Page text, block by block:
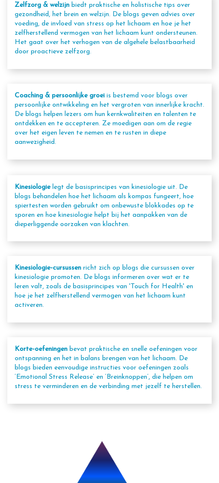
Zelfzorg & welzijn biedt praktische en holistische tips over
gezondheid, het brein en welzijn. De blogs geven advies over
voeding, de invloed van stress op het lichaam en hoe je het
zelfherstellend vermogen van het lichaam kunt ondersteunen.
Het gaat over het verhogen van de algehele belastbaarheid
door proactieve zelfzorg.
Coaching & persoonlijke groei is bestemd voor blogs over
persoonlijke ontwikkeling en het vergroten van innerlijke kracht.
De blogs helpen lezers om hun kernkwaliteiten en talenten te
ontdekken en te accepteren. Ze moedigen aan om de regie
over het eigen leven te nemen en te rusten in diepe
aanwezigheid.
Kinesiologie legt de basisprincipes van kinesiologie uit. De
blogs behandelen hoe het lichaam als kompas fungeert, hoe
spiertesten worden gebruikt om onbewuste blokkades op te
sporen en hoe kinesiologie helpt bij het aanpakken van de
dieperliggende oorzaken van klachten.
Kinesiologie-cursussen richt zich op blogs die cursussen over
kinesiologie promoten. De blogs informeren over wat er te
leren valt, zoals de basisprincipes van 'Touch for Health' en
hoe je het zelfherstellend vermogen van het lichaam kunt
activeren.
Korte-oefeningen bevat praktische en snelle oefeningen voor
ontspanning en het in balans brengen van het lichaam. De
blogs bieden eenvoudige instructies voor oefeningen zoals
‘Emotional Stress Release’ en ‘Breinknoppen’, die helpen om
stress te verminderen en de verbinding met jezelf te herstellen.